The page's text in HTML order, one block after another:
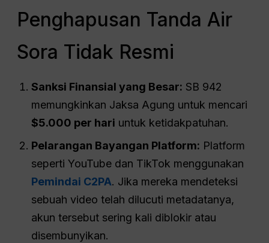
Penghapusan Tanda Air
Sora Tidak Resmi
Sanksi Finansial yang Besar: SB 942
memungkinkan Jaksa Agung untuk mencari
$5.000 per hari untuk ketidakpatuhan.
Pelarangan Bayangan Platform: Platform
seperti YouTube dan TikTok menggunakan
Pemindai C2PA. Jika mereka mendeteksi
sebuah video telah dilucuti metadatanya,
akun tersebut sering kali diblokir atau
disembunyikan.